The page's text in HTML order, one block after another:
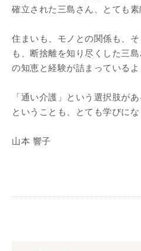
確立された三島さん、とても素
住まいも、モノとの関係も、
も、断捨離を知り尽くした三
の知恵と経験が詰まっているよ
「通い介護」という選択肢があ
ということも、とても学びにな
山本 響子